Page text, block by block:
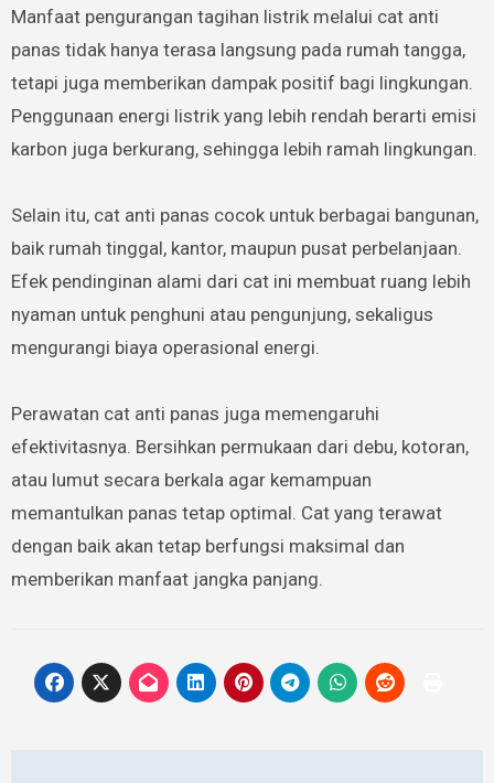
Manfaat pengurangan tagihan listrik melalui cat anti
panas tidak hanya terasa langsung pada rumah tangga,
tetapi juga memberikan dampak positif bagi lingkungan.
Penggunaan energi listrik yang lebih rendah berarti emisi
karbon juga berkurang, sehingga lebih ramah lingkungan.
Selain itu, cat anti panas cocok untuk berbagai bangunan,
baik rumah tinggal, kantor, maupun pusat perbelanjaan.
Efek pendinginan alami dari cat ini membuat ruang lebih
nyaman untuk penghuni atau pengunjung, sekaligus
mengurangi biaya operasional energi.
Perawatan cat anti panas juga memengaruhi
efektivitasnya. Bersihkan permukaan dari debu, kotoran,
atau lumut secara berkala agar kemampuan
memantulkan panas tetap optimal. Cat yang terawat
dengan baik akan tetap berfungsi maksimal dan
memberikan manfaat jangka panjang.